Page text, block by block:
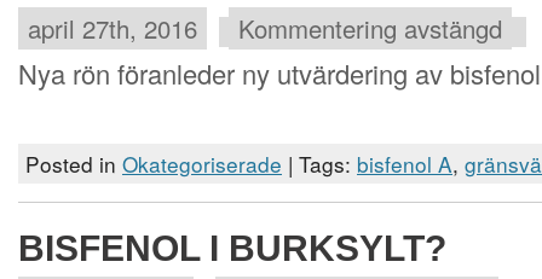
april 27th, 2016 Kommentering avstängd
Nya rön föranleder ny utvärdering av
Posted in Okategoriserade | Tags: bisfenol A,
BISFENOL I BURKSYLT?